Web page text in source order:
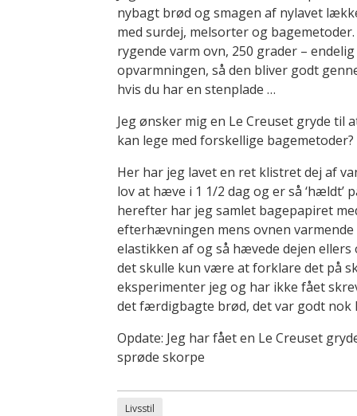
nybagt brød og smagen af nylavet
med surdej, melsorter og
rygende varm ovn, 250 grader –
opvarmningen, så den bliver godt
hvis du har en stenplade …
Jeg ønsker mig en Le Creuset gryde til
kan lege med forskellige bagemetoder?
Her har jeg lavet en ret klistret dej af
lov at hæve i 1 1/2 dag og er så ‘hældt’
herefter har jeg samlet bagepapiret
efterhævningen mens ovnen
elastikken af og så hævede dejen ellers
det skulle kun være at forklare det på
eksperimenter jeg og har ikke fået
det færdigbagte brød, det var godt nok
Opdate: Jeg har fået en Le Creuset
sprøde skorpe
Livsstil